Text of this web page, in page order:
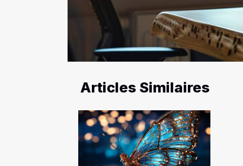
Articles Similaires